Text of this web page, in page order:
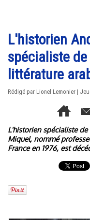
L'historien
spécialiste
littérature
Rédigé par Lionel Lemonier |
L'historien spécialiste
Miquel, nommé
France en 1976, est